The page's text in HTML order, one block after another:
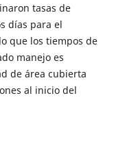
tasas de
días para el
que los tiempos de
manejo es
de área cubierta
al inicio del